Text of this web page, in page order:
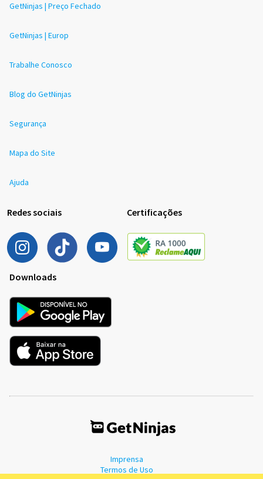
GetNinjas | Preço Fechado
GetNinjas | Europ
Trabalhe Conosco
Blog do GetNinjas
Segurança
Mapa do Site
Ajuda
Redes sociais Certificações
Downloads
Imprensa
Termos de Uso